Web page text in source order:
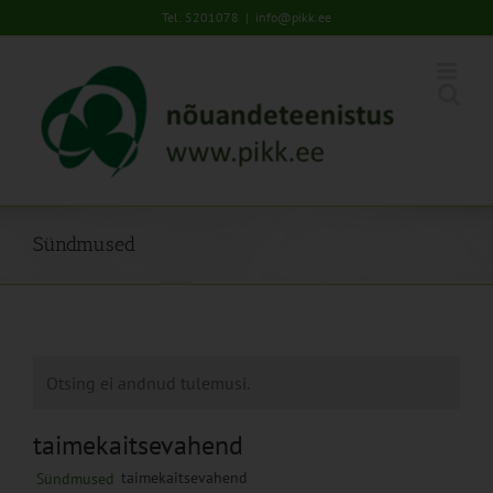
to
Tel: 5201078 | info@pikk.ee
Sündmused
Otsing ei andnud tulemusi.
taimekaitsevahend
Sündmused taimekaitsevahend